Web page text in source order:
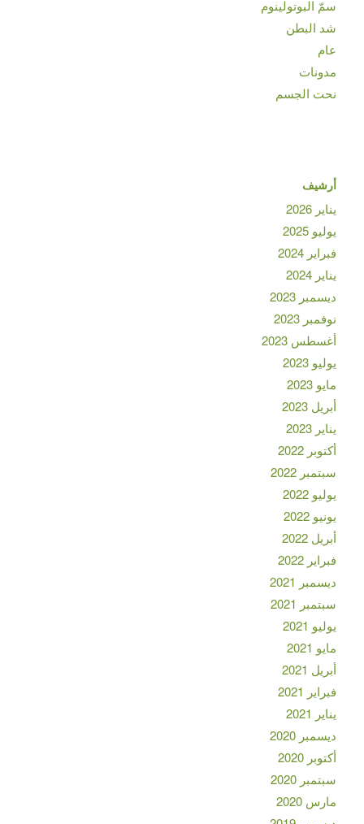
سمّ البوتولينوم
شد البطن
عام
مدونات
نحت الجسم
أرشيف
يناير 2026
يوليو 2025
فبراير 2024
يناير 2024
ديسمبر 2023
نوفمبر 2023
أغسطس 2023
يوليو 2023
مايو 2023
أبريل 2023
يناير 2023
أكتوبر 2022
سبتمبر 2022
يوليو 2022
يونيو 2022
أبريل 2022
فبراير 2022
ديسمبر 2021
سبتمبر 2021
يوليو 2021
مايو 2021
أبريل 2021
فبراير 2021
يناير 2021
ديسمبر 2020
أكتوبر 2020
سبتمبر 2020
مارس 2020